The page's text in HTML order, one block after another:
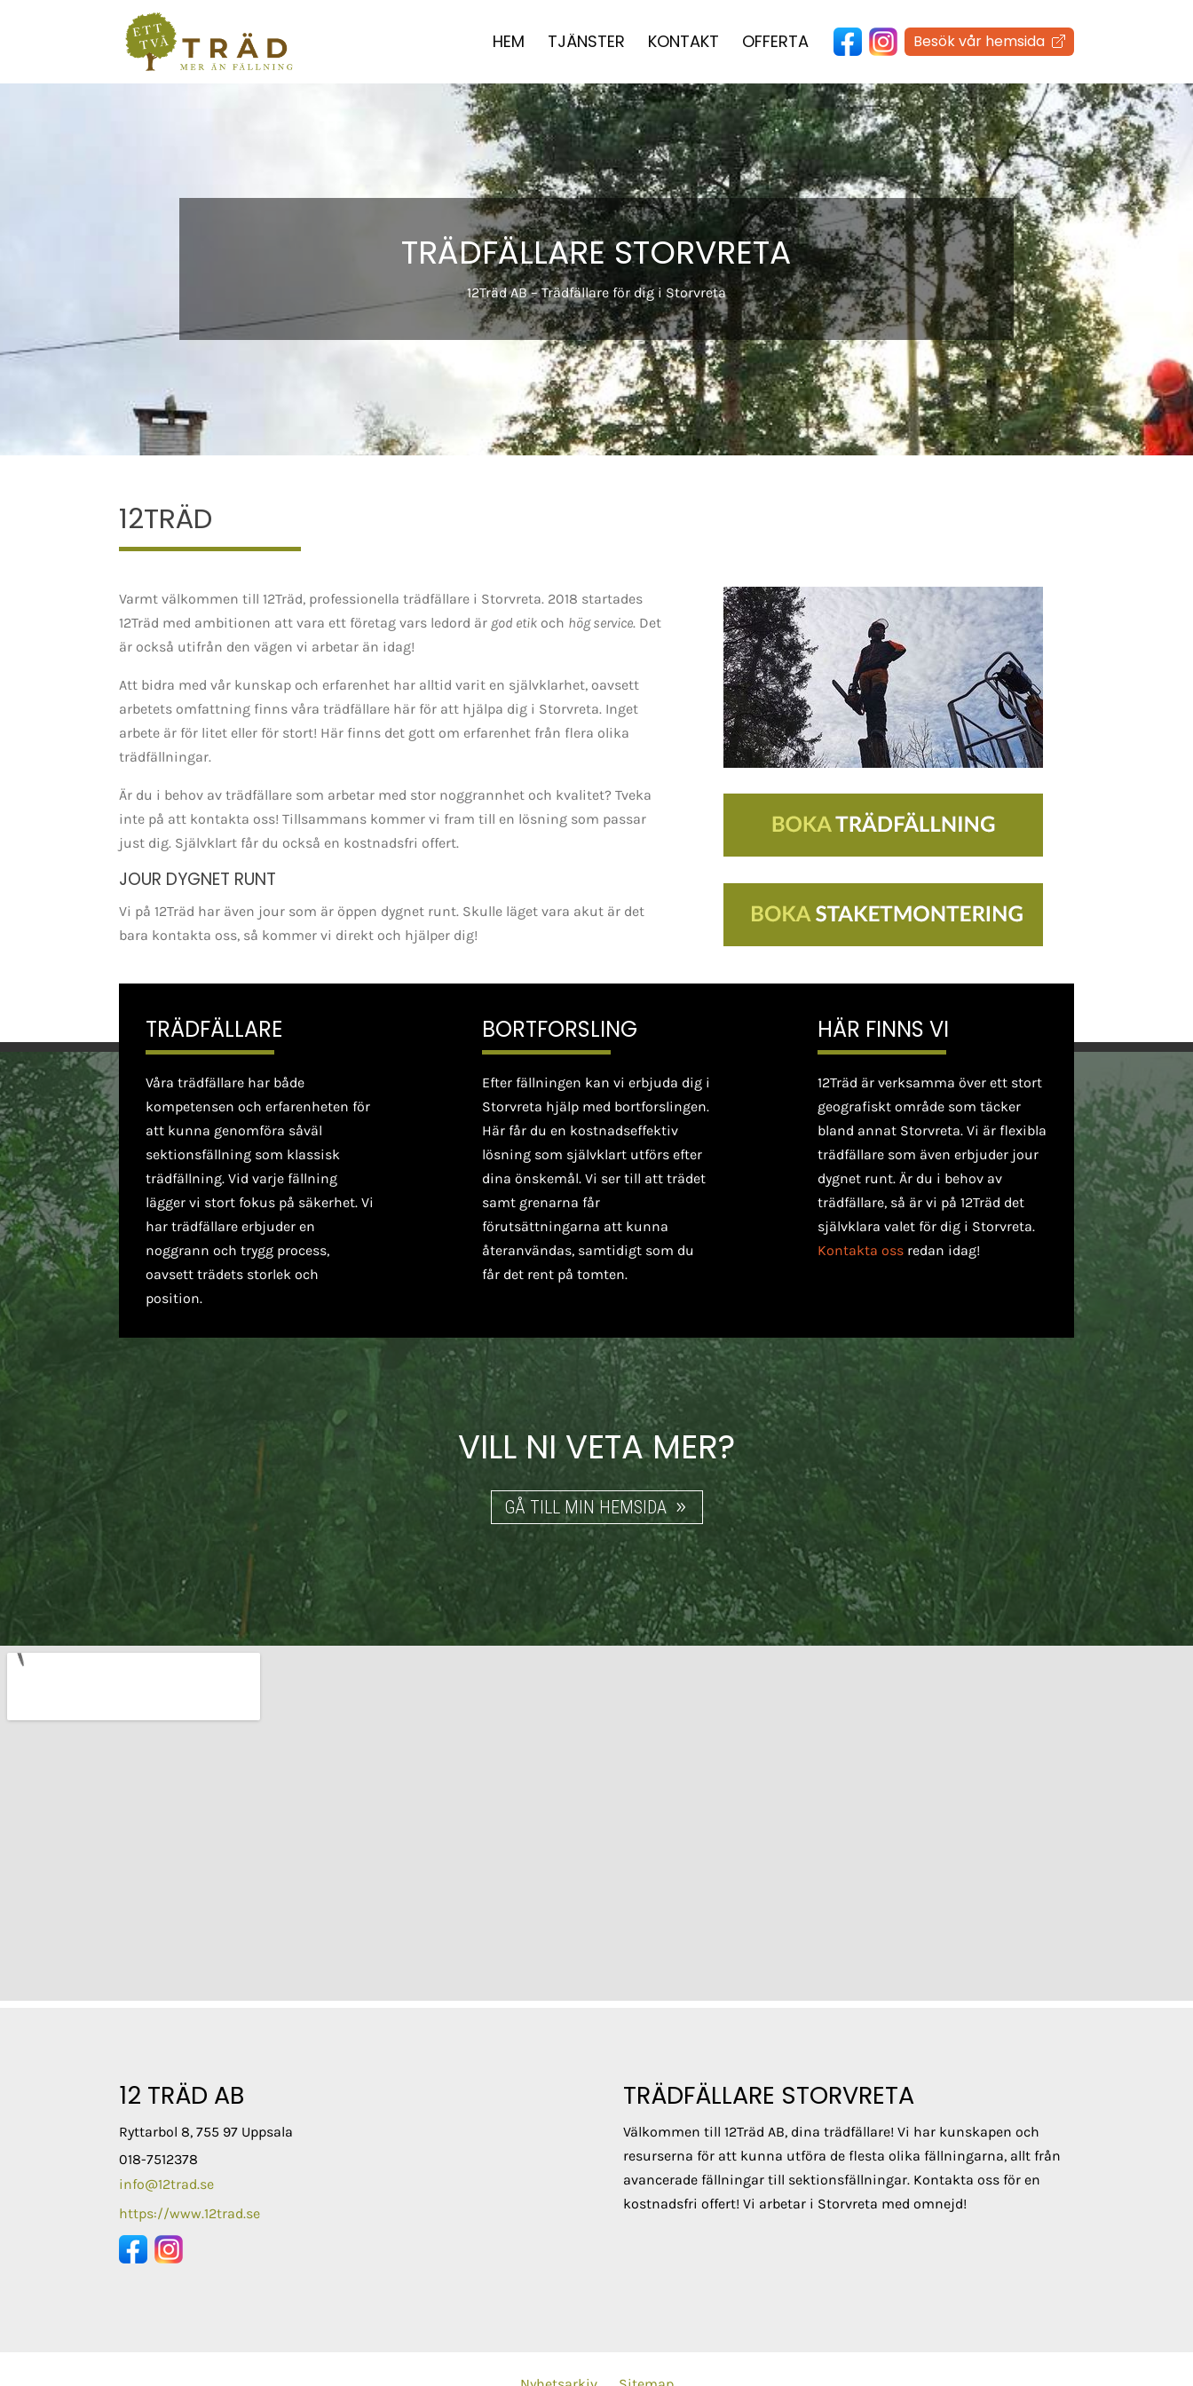
Besök vår hemsida
HEM TJÄNSTER KONTAKT OFFERTA
TRÄDFÄLLARE STORVRETA
12Träd AB – Trädfällare för dig i Storvreta
12TRÄD
Varmt välkommen till 12Träd, professionella trädfällare i Storvreta. 2018 startades
12Träd med ambitionen att vara ett företag vars ledord är god etik och hög service. Det
är också utifrån den vägen vi arbetar än idag!
Att bidra med vår kunskap och erfarenhet har alltid varit en självklarhet, oavsett
arbetets omfattning finns våra trädfällare här för att hjälpa dig i Storvreta. Inget
arbete är för litet eller för stort! Här finns det gott om erfarenhet från flera olika
trädfällningar.
Är du i behov av trädfällare som arbetar med stor noggrannhet och kvalitet? Tveka
inte på att kontakta oss! Tillsammans kommer vi fram till en lösning som passar
just dig. Självklart får du också en kostnadsfri offert.
JOUR DYGNET RUNT
Vi på 12Träd har även jour som är öppen dygnet runt. Skulle läget vara akut är det
bara kontakta oss, så kommer vi direkt och hjälper dig!
TRÄDFÄLLARE
Våra trädfällare har både
kompetensen och erfarenheten för
att kunna genomföra såväl
sektionsfällning som klassisk
trädfällning. Vid varje fällning
lägger vi stort fokus på säkerhet. Vi
har trädfällare erbjuder en
noggrann och trygg process,
oavsett trädets storlek och
position.
BORTFORSLING
Efter fällningen kan vi erbjuda dig i
Storvreta hjälp med bortforslingen.
Här får du en kostnadseffektiv
lösning som självklart utförs efter
dina önskemål. Vi ser till att trädet
samt grenarna får
förutsättningarna att kunna
återanvändas, samtidigt som du
får det rent på tomten.
HÄR FINNS VI
12Träd är verksamma över ett stort
geografiskt område som täcker
bland annat Storvreta. Vi är flexibla
trädfällare som även erbjuder jour
dygnet runt. Är du i behov av
trädfällare, så är vi på 12Träd det
självklara valet för dig i Storvreta.
Kontakta ossredan idag!
VILL NI VETA MER?
GÅ TILL MIN HEMSIDA
12 TRÄD AB
Ryttarbol 8, 755 97 Uppsala
018-7512378
info@12trad.se
https://www.12trad.se
TRÄDFÄLLARE STORVRETA
Välkommen till 12Träd AB, dina trädfällare! Vi har kunskapen och
resurserna för att kunna utföra de flesta olika fällningarna, allt från
avancerade fällningar till sektionsfällningar. Kontakta oss för en
kostnadsfri offert! Vi arbetar i Storvreta med omnejd!